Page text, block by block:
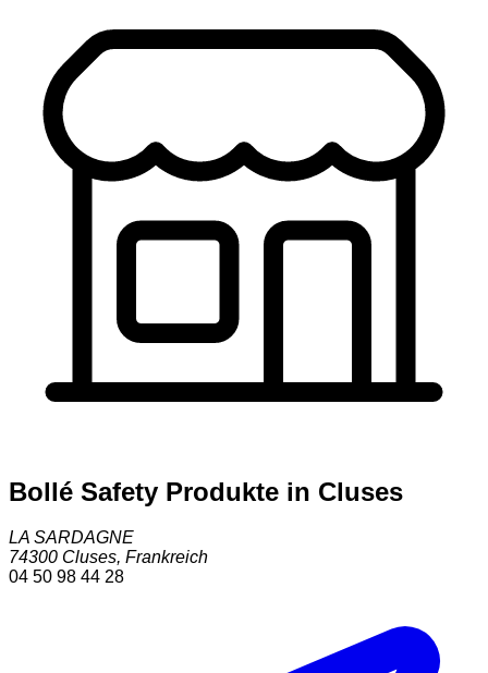
Bollé Safety Produkte in Cluses
LA SARDAGNE
74300 Cluses, Frankreich
04 50 98 44 28